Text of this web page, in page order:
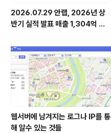
2026.07.29 안랩, 2026년 상
반기 실적 발표 매출 1,304억 원,
웹서버에 남겨지는 로그나 IP를 통
해 알수 있는 것들